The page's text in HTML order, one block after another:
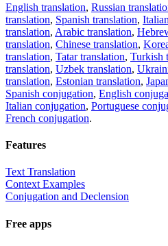
English translation, Russian
translation, Spanish translation,
translation, Arabic translation,
translation, Chinese translation,
translation, Tatar translation, Turkish
translation, Uzbek translation,
translation, Estonian translation,
Spanish conjugation, English
Italian conjugation, Portuguese
French conjugation.
Features
Text Translation
Context Examples
Conjugation and Declension
Free apps